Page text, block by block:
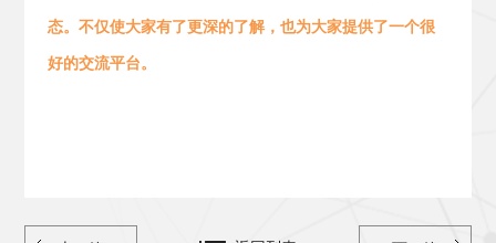
态。 不仅使大家有了更深的了解，也为大家提供了一个很
好的交流平台。